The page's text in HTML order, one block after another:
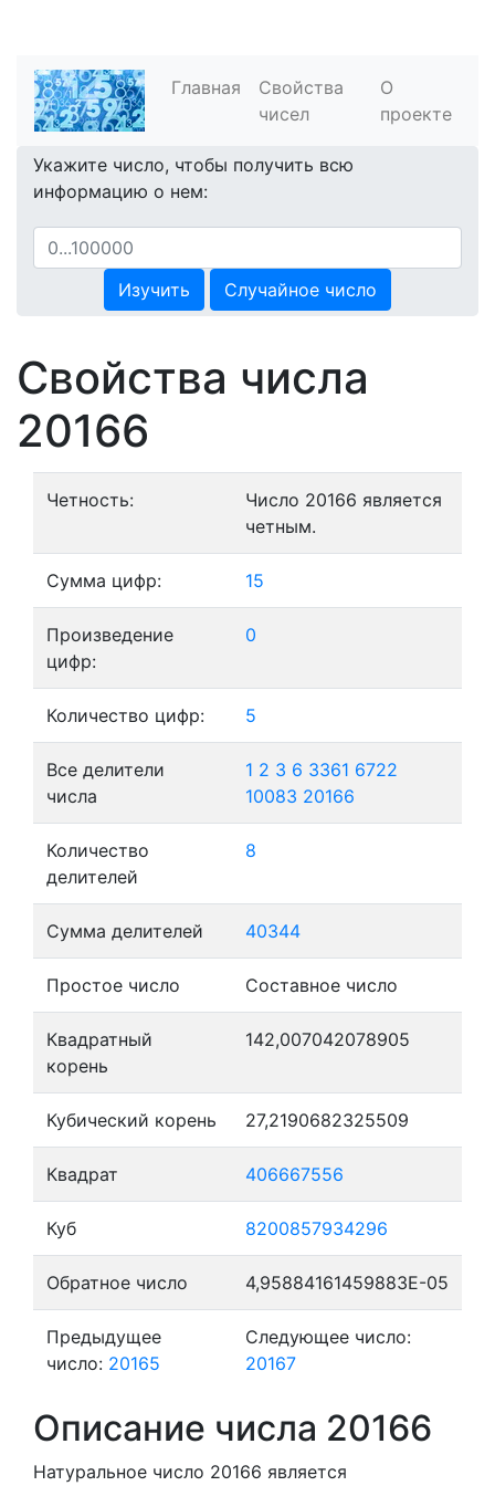
Главная
Свойства
чисел
О
проекте
Укажите число, чтобы получить всю
информацию о нем:
Изучить Случайное число
Свойства числа
20166
Четность:
Число 20166 является
четным.
Сумма цифр: 15
Произведение
цифр:
0
Количество цифр: 5
Все делители
числа
1 2 3 6 3361 6722
10083 20166
Количество
делителей
8
Сумма делителей 40344
Простое число Составное число
Квадратный
корень
142,007042078905
Кубический корень 27,2190682325509
Квадрат 406667556
Куб 8200857934296
Обратное число 4,95884161459883E-05
Предыдущее
число: 20165
Следующее число:
20167
Описание числа 20166
Натуральное число 20166 является